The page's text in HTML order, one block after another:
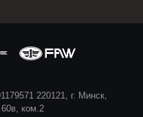
220121, г. Минск,
ком.2